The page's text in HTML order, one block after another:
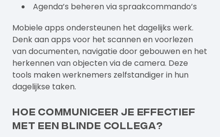
Agenda’s beheren via spraakcommando’s
Mobiele apps ondersteunen het dagelijks werk.
Denk aan apps voor het scannen en voorlezen
van documenten, navigatie door gebouwen en het
herkennen van objecten via de camera. Deze
tools maken werknemers zelfstandiger in hun
dagelijkse taken.
Hoe communiceer je effectief
met een blinde collega?